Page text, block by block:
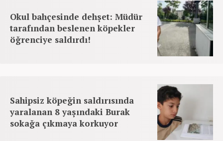
Okul bahçesinde dehşet: Müdür
tarafından beslenen köpekler
öğrenciye saldırdı!
Sahipsiz köpeğin saldırısında
yaralanan 8 yaşındaki Burak
sokağa çıkmaya korkuyor